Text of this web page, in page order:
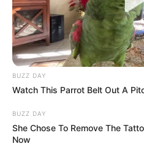
BUZZ DAY
Watch This Parrot Belt Out A
BUZZ DAY
She Chose To Remove The
Now